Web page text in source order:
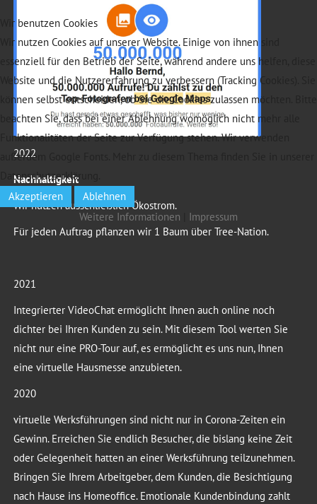
2022
Nachhaltigkeit
Wir nutzen ausschließlich Ökostrom.
Für jeden Auftrag pflanzen wir 1 Baum über Tree-Nation.
2021
Integrierter VideoChat ermöglicht Ihnen auch online noch
dichter bei Ihren Kunden zu sein. Mit diesem Tool werten Sie
nicht nur eine PRO-Tour auf, es ermöglicht es uns nun, Ihnen
eine virtuelle Hausmesse anzubieten.
2020
virtuelle Werksführungen sind nicht nur in Corona-Zeiten ein
Gewinn. Erreichen Sie endlich Besucher, die bislang keine Zeit
oder Gelegenheit hatten an einer Werksführung teilzunehmen.
Bringen Sie Ihrem Arbeitgeber, dem Kunden, die Besichtigung
nach Hause ins Homeoffice. Emotionale Kundenbindung zahlt
Wir benutzen Cookies
Wir nutzen Cookies auf unserer Website. Einige von ihnen sind
essenziell für den Betrieb der Seite, während andere uns helfen, diese
Website und die Nutzererfahrung zu verbessern (Tracking Cookies). Sie
können selbst entscheiden, ob Sie die Cookies zulassen möchten. Bitte
beachten Sie, dass bei einer Ablehnung womöglich nicht mehr alle
Funktionalitäten der Seite zur Verfügung stehen. Wir verwenden
außerdem Google Fonts. Mehr zu diesem Thema finden Sie in unserer
Datenschutzerklärung.
Akzeptieren
Ablehnen
Weitere Informationen
Impressum